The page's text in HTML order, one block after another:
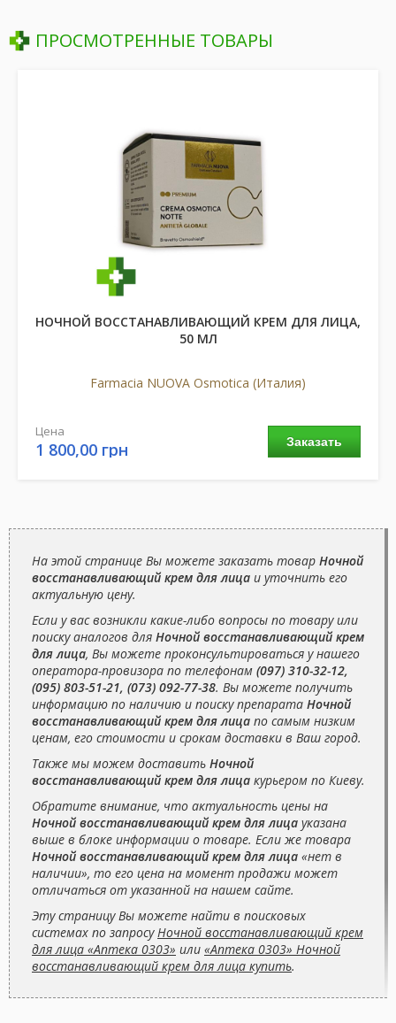
ПРОСМОТРЕННЫЕ ТОВАРЫ
НОЧНОЙ ВОССТАНАВЛИВАЮЩИЙ КРЕМ ДЛЯ ЛИЦА,
50 МЛ
Farmacia NUOVA Osmotica (Италия)
Заказать
Цена
1 800,00 грн
На этой странице Вы можете заказать товар Ночной
восстанавливающий крем для лица и уточнить его
актуальную цену.
Если у вас возникли какие-либо вопросы по товару или
поиску аналогов для Ночной восстанавливающий крем
для лица, Вы можете проконсультироваться у нашего
оператора-провизора по телефонам (097) 310-32-12,
(095) 803-51-21, (073) 092-77-38. Вы можете получить
информацию по наличию и поиску препарата Ночной
восстанавливающий крем для лица по самым низким
ценам, его стоимости и срокам доставки в Ваш город.
Также мы можем доставить Ночной
восстанавливающий крем для лица курьером по Киеву.
Обратите внимание, что актуальность цены на
Ночной восстанавливающий крем для лица указана
выше в блоке информации о товаре. Если же товара
Ночной восстанавливающий крем для лица «нет в
наличии», то его цена на момент продажи может
отличаться от указанной на нашем сайте.
Эту страницу Вы можете найти в поисковых
системах по запросуНочной восстанавливающий крем
для лица «Аптека 0303» или «Аптека 0303» Ночной
восстанавливающий крем для лица купить.